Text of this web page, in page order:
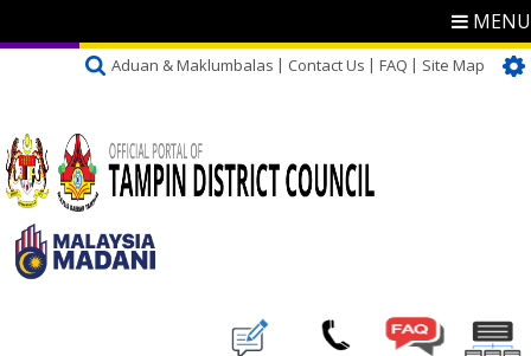
MENU
Aduan & Maklumbalas Contact Us FAQ Site Map